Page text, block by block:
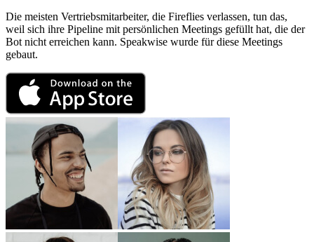
Die meisten Vertriebsmitarbeiter, die Fireflies verlassen, tun das,
weil sich ihre Pipeline mit persönlichen Meetings gefüllt hat, die der
Bot nicht erreichen kann. Speakwise wurde für diese Meetings
gebaut.